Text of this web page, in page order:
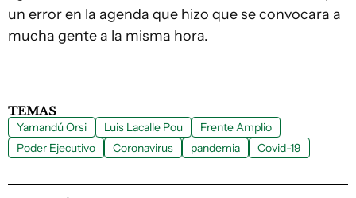
un error en la agenda que hizo que se convocara a
mucha gente a la misma hora.
TEMAS
Yamandú Orsi Luis Lacalle Pou
Frente Amplio
Poder Ejecutivo
Coronavirus pandemia Covid-19